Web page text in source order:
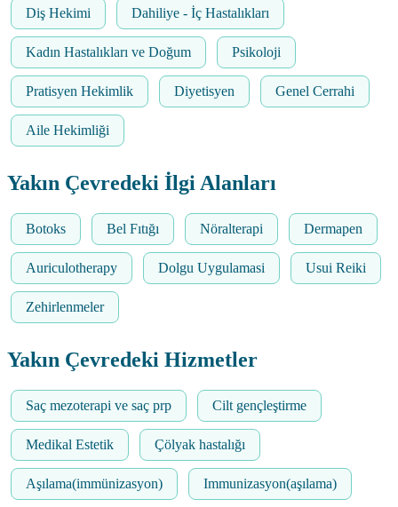
Diş Hekimi Dahiliye - İç Hastalıkları
Kadın Hastalıkları ve Doğum Psikoloji
Pratisyen Hekimlik Diyetisyen Genel Cerrahi
Aile Hekimliği
Yakın Çevredeki İlgi Alanları
Botoks Bel Fıtığı Nöralterapi Dermapen
Auriculotherapy Dolgu Uygulamasi Usui Reiki
Zehirlenmeler
Yakın Çevredeki Hizmetler
Saç mezoterapi ve saç prp Cilt gençleştirme
Medikal Estetik Çölyak hastalığı
Aşılama(immünizasyon) Immunizasyon(aşılama)